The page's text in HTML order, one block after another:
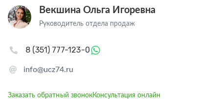
Векшина Ольга Игоревна
Руководитель отдела продаж
info@ucz74.ru
8 (351) 777-123-0
Заказать обратный звонокКонсультация онлайн